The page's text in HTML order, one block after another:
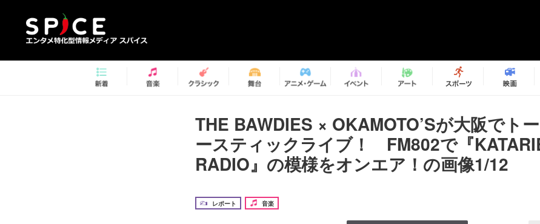
THE BAWDIES × OKAMOTO’Sが大阪でト
ースティックライブ！ FM802で『
RADIO』の模様をオンエア！の画像1/12
レポート 音楽